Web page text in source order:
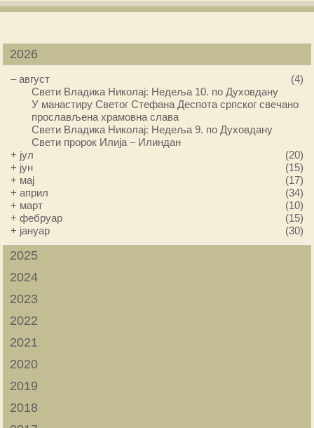
2026
–август
(4)
Свети Владика Николај: Недеља 10. по Духовдану
У манастиру Светог Стефана Деспота српског свечано
прослављена храмовна слава
Свети Владика Николај: Недеља 9. по Духовдану
Свети пророк Илија – Илиндан
+ јул
(20)
+ јун
(15)
+ мај
(17)
+април
(34)
+ март
(10)
+фебруар
(15)
+ јануар (30)
2025
2024
2023
2022
2021
2020
2019
2018